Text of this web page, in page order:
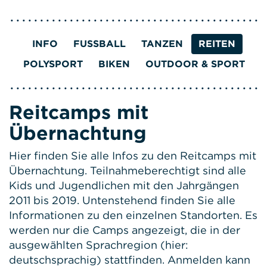
INFO FUSSBALL TANZEN
REITEN
POLYSPORT
BIKEN OUTDOOR & SPORT
Reitcamps mit
Übernachtung
Hier finden Sie alle Infos zu den Reitcamps mit
Übernachtung. Teilnahmeberechtigt sind alle
Kids und Jugendlichen mit den Jahrgängen
2011 bis 2019. Untenstehend finden Sie alle
Informationen zu den einzelnen Standorten. Es
werden nur die Camps angezeigt, die in der
ausgewählten Sprachregion (hier:
deutschsprachig) stattfinden. Anmelden kann